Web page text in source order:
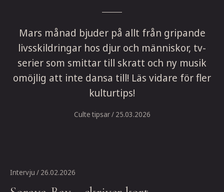
Mars månad bjuder på allt från gripande
livsskildringar hos djur och människor, tv-
serier som smittar till skratt och ny musik
omöjlig att inte dansa till! Läs vidare för fler
kulturtips!
Culte tipsar/ 25.03.2026
Intervju / 26.02.2026